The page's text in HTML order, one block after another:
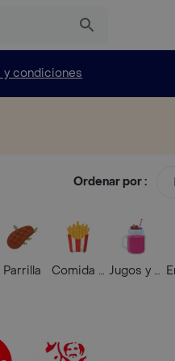
y condiciones
Ordenar por :
Parrilla Comida Rápida
Jugos y